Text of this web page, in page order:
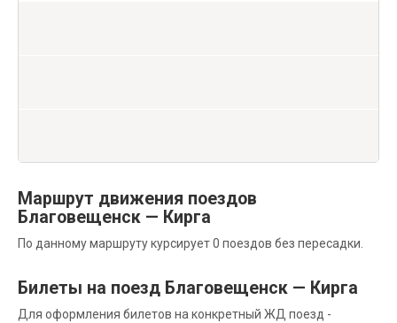
Маршрут движения поездов
Благовещенск — Кирга
По данному маршруту курсирует 0 поездов без пересадки.
Билеты на поезд Благовещенск — Кирга
Для оформления билетов на конкретный ЖД поезд -